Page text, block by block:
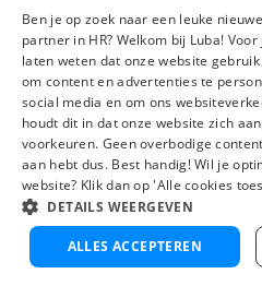
Werken bij Luba
Mijn Luba
Luba wordt beoordeeld met een
4,3 uit 5
van 1190 Google-
Ben je op zoek naar een leuke
partner in HR? Welkom bij Luba!
laten weten dat onze website
om content en advertenties te
social media en om ons
houdt dit in dat onze website zich
voorkeuren. Geen overbodige
aan hebt dus. Best handig! Wil je
website? Klik dan op 'Alle cookies
DETAILS WEERGEVEN
ALLES ACCEPTEREN